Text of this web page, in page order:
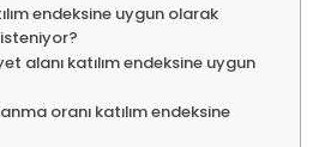
endeksine uygun olarak
alanı katılım endeksine uygun
oranı katılım endeksine